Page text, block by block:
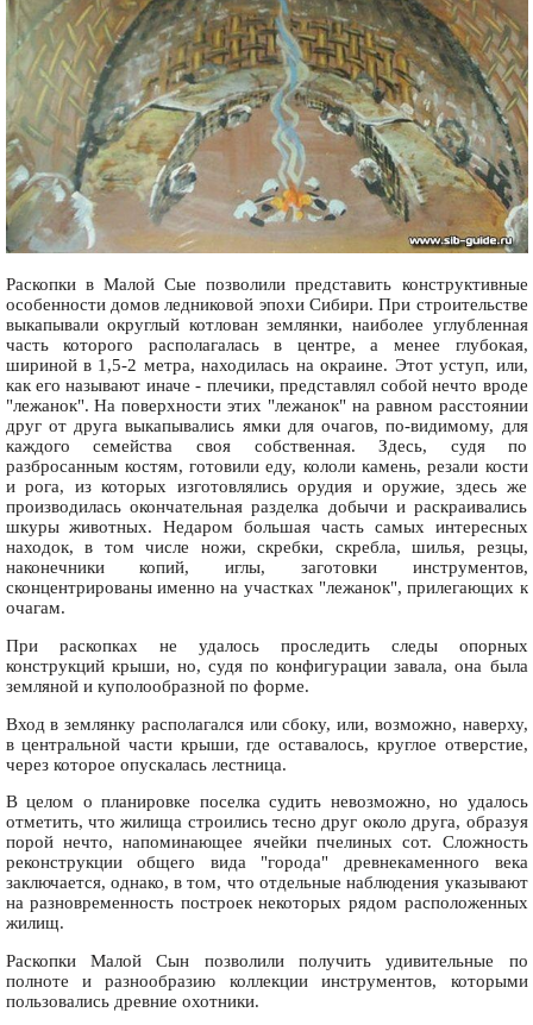
Раскопки в Малой Сые позволили представить конструктивные
особенности домов ледниковой эпохи Сибири. При строительстве
выкапывали округлый котлован землянки, наиболее углубленная
часть которого располагалась в центре, а менее глубокая,
шириной в 1,5-2 метра, находилась на окраине. Этот уступ, или,
как его называют иначе - плечики, представлял собой нечто вроде
"лежанок". На поверхности этих "лежанок" на равном расстоянии
друг от друга выкапывались ямки для очагов, по-видимому, для
каждого семейства своя собственная. Здесь, судя по
разбросанным костям, готовили еду, кололи камень, резали кости
и рога, из которых изготовлялись орудия и оружие, здесь же
производилась окончательная разделка добычи и раскраивались
шкуры животных. Недаром большая часть самых интересных
находок, в том числе ножи, скребки, скребла, шилья, резцы,
наконечники копий, иглы, заготовки инструментов,
сконцентрированы именно на участках "лежанок", прилегающих к
очагам.
При раскопках не удалось проследить следы опорных
конструкций крыши, но, судя по конфигурации завала, она была
земляной и куполообразной по форме.
Вход в землянку располагался или сбоку, или, возможно, наверху,
в центральной части крыши, где оставалось, круглое отверстие,
через которое опускалась лестница.
В целом о планировке поселка судить невозможно, но удалось
отметить, что жилища строились тесно друг около друга, образуя
порой нечто, напоминающее ячейки пчелиных сот. Сложность
реконструкции общего вида "города" древнекаменного века
заключается, однако, в том, что отдельные наблюдения указывают
на разновременность построек некоторых рядом расположенных
жилищ.
Раскопки Малой Сын позволили получить удивительные по
полноте и разнообразию коллекции инструментов, которыми
пользовались древние охотники.